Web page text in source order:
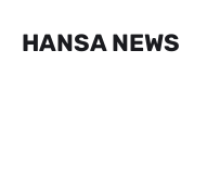
HANSA NEWS